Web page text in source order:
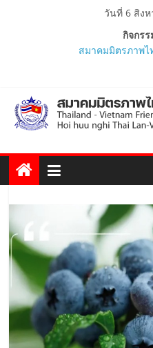
วันที่ 6 สิง
กิจกร
สมาคมมิตรภาพไ
Viet Nam
สมาคมร่วมนำ
โครงการหลักสูต
นายกสมาคมมิต
รัฐมนตรีว่าการ
เยือนเวียดนาม
ผู้นำเวียดนาม-ไ
งาน
Forum 2026 เฉ
สัมพันธ์ท
สมาคมมิตรภาพไ
หารือกับ เอกอัค
สังคมนิยมเวียดนา